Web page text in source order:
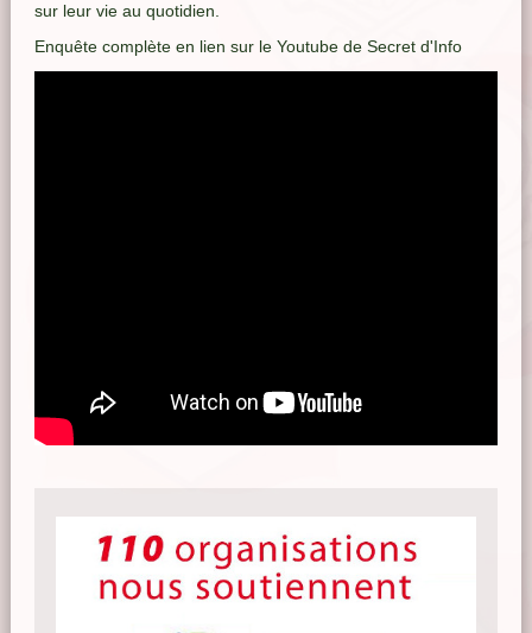
sur leur vie au quotidien.
Enquête complète en lien sur le Youtube de Secret d'Info